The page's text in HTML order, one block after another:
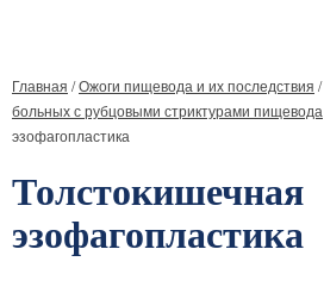
Главная /Ожоги пищевода и их последствия /
больных с рубцовыми стриктурами пищевода
эзофагопластика
Толстокишечная
эзофагопластика